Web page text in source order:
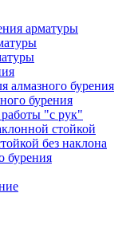
арматуры
алмазного бурения
бурения
"с рук"
стойкой
без наклона
бурения